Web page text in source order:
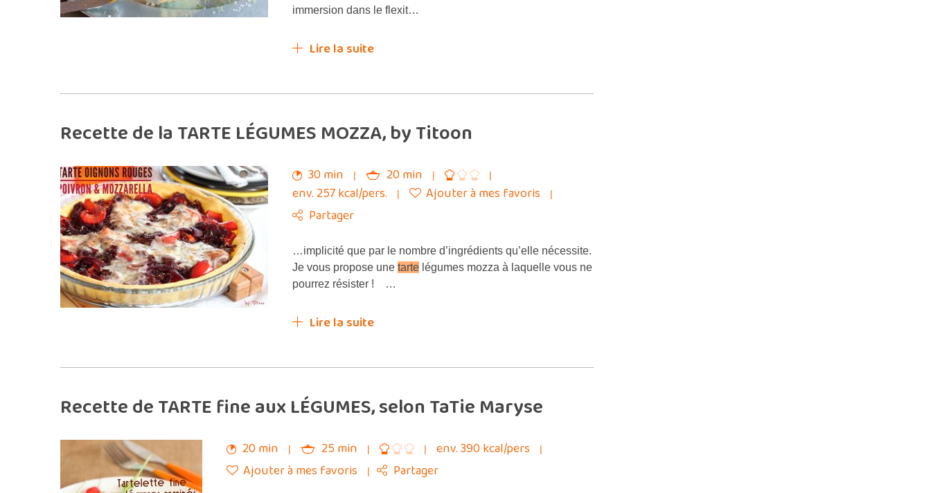
immersion dans le flexit…
Lire la suite
Recette de la TARTE LÉGUMES MOZZA, by Titoon
30 min
20 min
env. 257 kcal/pers.
Ajouter à mes favoris
Partager
…implicité que par le nombre d’ingrédients qu’elle nécessite.
Je vous propose une tarte légumes mozza à laquelle vous ne
pourrez résister ! …
Lire la suite
Recette de TARTE fine aux LÉGUMES, selon TaTie Maryse
20 min 25 min
env. 390 kcal/pers
Ajouter à mes favoris
Partager